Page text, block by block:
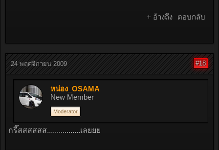
+ อ้างถึง ตอบกลับ
24 พฤศจิกายน 2009 #18
หน่อง_OSAMA
New Member
Moderator
กรี๊สสสสสส.................เลยยย